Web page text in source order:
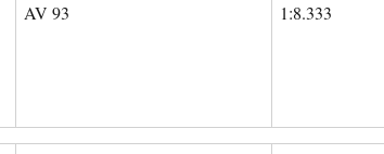
AV 93
1:8.333